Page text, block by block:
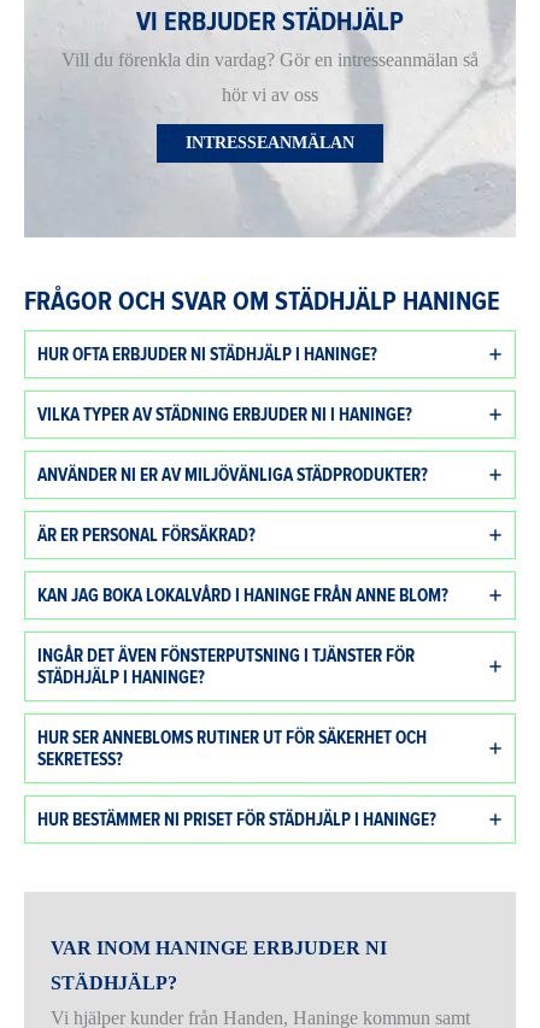
VI ERBJUDER STÄDHJÄLP
Vill du förenkla din vardag? Gör en intresseanmälan så
hör vi av oss
INTRESSEANMÄLAN
FRÅGOR OCH SVAR OM STÄDHJÄLP HANINGE
HUR OFTA ERBJUDER NI STÄDHJÄLP I HANINGE?
VILKA TYPER AV STÄDNING ERBJUDER NI I HANINGE?
ANVÄNDER NI ER AV MILJÖVÄNLIGA STÄDPRODUKTER?
ÄR ER PERSONAL FÖRSÄKRAD?
KAN JAG BOKA LOKALVÅRD I HANINGE FRÅN ANNE BLOM?
INGÅR DET ÄVEN FÖNSTERPUTSNING I TJÄNSTER FÖR
STÄDHJÄLP I HANINGE?
HUR SER ANNEBLOMS RUTINER UT FÖR SÄKERHET OCH
SEKRETESS?
HUR BESTÄMMER NI PRISET FÖR STÄDHJÄLP I HANINGE?
VAR INOM HANINGE ERBJUDER NI
STÄDHJÄLP?
Vi hjälper kunder från Handen, Haninge kommun samt